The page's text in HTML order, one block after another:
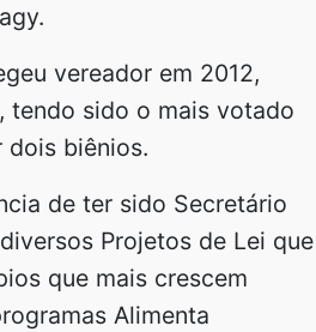
vereador em 2012,
tendo sido o mais votado
dois biênios.
de ter sido Secretário
Projetos de Lei que
que mais crescem
Alimenta